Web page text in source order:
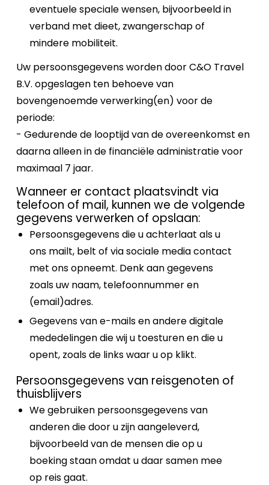
eventuele speciale wensen, bijvoorbeeld in
verband met dieet, zwangerschap of
mindere mobiliteit.
Uw persoonsgegevens worden door C&O Travel
B.V. opgeslagen ten behoeve van
bovengenoemde verwerking(en) voor de
periode:
- Gedurende de looptijd van de overeenkomst en
daarna alleen in de financiële administratie voor
maximaal 7 jaar.
Wanneer er contact plaatsvindt via
telefoon of mail, kunnen we de volgende
gegevens verwerken of opslaan:
Persoonsgegevens die u achterlaat als u
ons mailt, belt of via sociale media contact
met ons opneemt. Denk aan gegevens
zoals uw naam, telefoonnummer en
(email)adres.
Gegevens van e-mails en andere digitale
mededelingen die wij u toesturen en die u
opent, zoals de links waar u op klikt.
Persoonsgegevens van reisgenoten of
thuisblijvers
We gebruiken persoonsgegevens van
anderen die door u zijn aangeleverd,
bijvoorbeeld van de mensen die op u
boeking staan omdat u daar samen mee
op reis gaat.